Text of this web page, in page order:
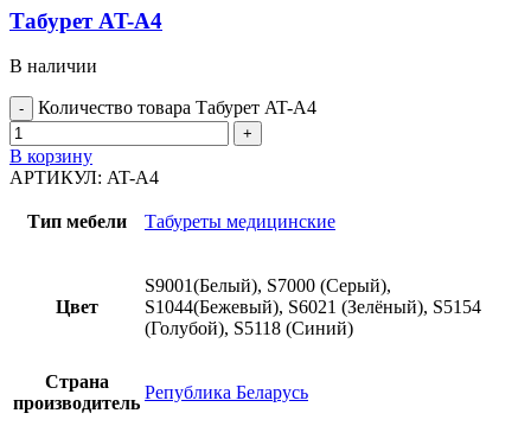
Табурет AT-A4
В наличии
Количество товара Табурет AT-A4
В корзину
АРТИКУЛ: AT-A4
Тип мебели Табуреты медицинские
Цвет
S9001(Белый), S7000 (Серый),
S1044(Бежевый), S6021 (Зелёный), S5154
(Голубой), S5118 (Синий)
Страна
производитель
Република Беларусь